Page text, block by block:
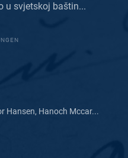
u svjetskoj baštin...
Hansen, Hanoch Mccar...